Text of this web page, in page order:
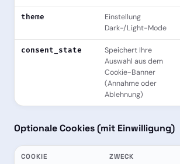
theme
Einstellung
Dark-/Light-Mode
consent_state
Speichert Ihre
Auswahl aus dem
Cookie-Banner
(Annahme oder
Ablehnung)
Optionale Cookies (mit Einwilligung)
COOKIE ZWECK